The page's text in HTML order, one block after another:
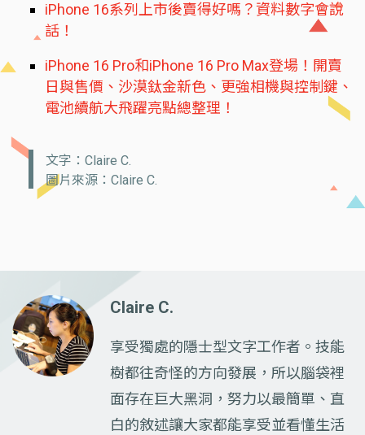
iPhone 16系列上市後賣得好嗎？資料數字會說
話！
iPhone 16 Pro和iPhone 16 Pro Max登場！開賣
日與售價、沙漠鈦金新色、更強相機與控制鍵、
電池續航大飛躍亮點總整理！
文字：Claire C.
圖片來源：Claire C.
Claire C.
享受獨處的隱士型文字工作者。技能
樹都往奇怪的方向發展，所以腦袋裡
面存在巨大黑洞，努力以最簡單、直
白的敘述讓大家都能享受並看懂生活